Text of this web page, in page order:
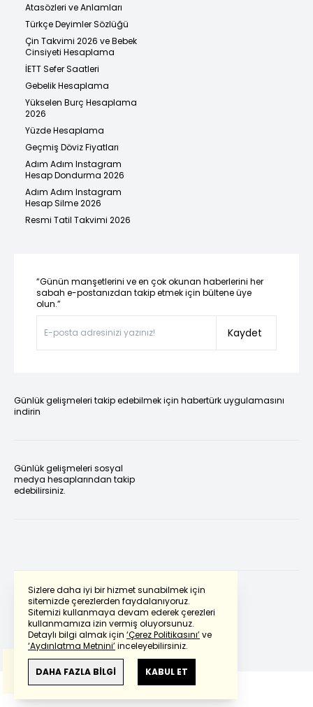
Sizlere daha iyi bir hizmet sunabilmek için
sitemizde çerezlerden faydalanıyoruz.
Sitemizi kullanmaya devam ederek çerezleri
kullanmamıza izin vermiş oluyorsunuz.
Detaylı bilgi almak için ‘Çerez Politikasını’ve
‘Aydınlatma Metnini’inceleyebilirsiniz.
DAHA FAZLA BİLGİ KABUL ET
Atasözleri ve Anlamları
Türkçe Deyimler Sözlüğü
Çin Takvimi 2026 ve Bebek
Cinsiyeti Hesaplama
İETT Sefer Saatleri
Gebelik Hesaplama
Yükselen Burç Hesaplama
2026
Yüzde Hesaplama
Geçmiş Döviz Fiyatları
Adım Adım Instagram
Hesap Dondurma 2026
Adım Adım Instagram
Hesap Silme 2026
Resmi Tatil Takvimi 2026
“Günün manşetlerini ve en çok okunan haberlerini her
sabah e-postanızdan takip etmek için bültene üye
olun.”
Kaydet
Günlük gelişmeleri takip edebilmek için habertürk uygulamasını
indirin
Günlük gelişmeleri sosyal
medya hesaplarından takip
edebilirsiniz.
Powered by Translate
Bu çevirideGoogle Transletekullanılmıştır.
Anlam ve çeviri hatalarından
haberturk.com
sorumlu değildir.